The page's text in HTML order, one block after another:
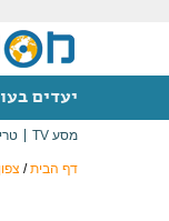
יעדים
מסע TV
דף הבית/